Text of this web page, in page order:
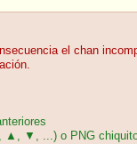
el chan
▲, ▼, ...) o PNG